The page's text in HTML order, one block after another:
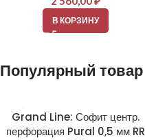
В КОРЗИНУ
Популярный товар
Grand Line: Софит центр.
перфорация Pural 0,5 мм RR